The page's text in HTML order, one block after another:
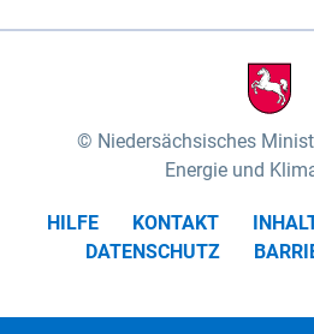
Niedersächsisches
Energie und
HILFE KONTAKT
DATENSCHUTZ